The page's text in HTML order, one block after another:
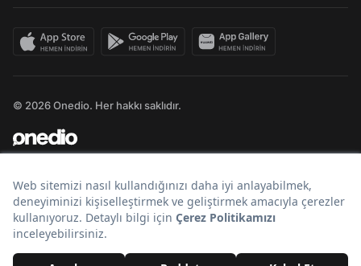
© 2026 Onedio. Her hakkı saklıdır.
Bir markasıdır.